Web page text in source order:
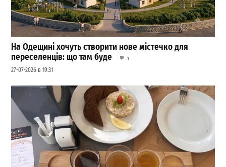
На Одещині хочуть створити нове містечко для
переселенців: що там буде
1
27-07-2026 в 19:31